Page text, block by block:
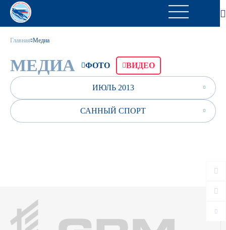
Главная Медиа
МЕДИА ФОТО ВИДЕО
ИЮЛЬ 2013
САННЫЙ СПОРТ